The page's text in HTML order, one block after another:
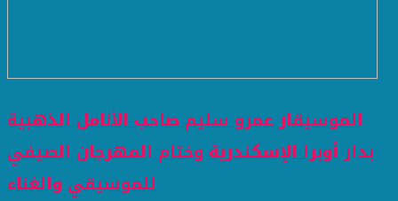
الموسيقار عمرو سليم صاحب الأنامل الذهبية
بدار أوبرا الإسكندرية وختام المهرجان الصيفي
للموسيقي والغناء